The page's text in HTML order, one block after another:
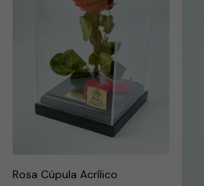
Rosa Cúpula Acrílico